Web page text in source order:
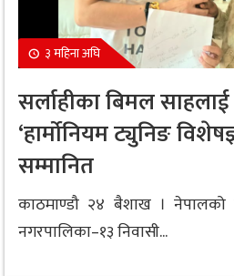
३ महिना अघि
सर्लाहीका बिमल
‘हार्मोनियम ट्युनिङ
सम्मानित
काठमाण्डौ २४ बैशाख । नेपालको
नगरपालिका–१३ निवासी...